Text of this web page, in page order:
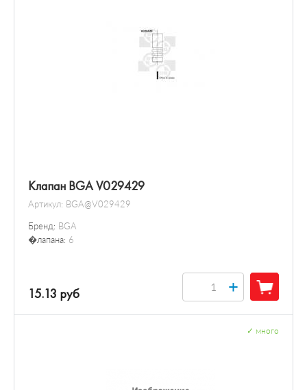
Клапан BGA V029429
Артикул: BGA@V029429
Бренд: BGA
�лапана: 6
15.13 руб +
много